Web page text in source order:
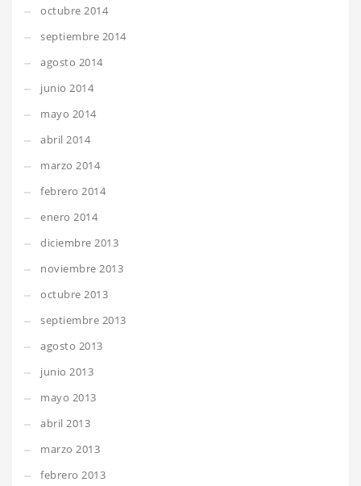
octubre 2014
septiembre 2014
agosto 2014
junio 2014
mayo 2014
abril 2014
marzo 2014
febrero 2014
enero 2014
diciembre 2013
noviembre 2013
octubre 2013
septiembre 2013
agosto 2013
junio 2013
mayo 2013
abril 2013
marzo 2013
febrero 2013